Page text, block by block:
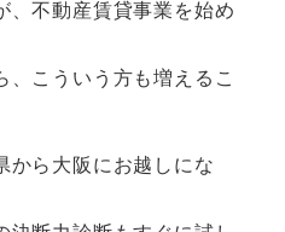
、不動産賃貸事業を始め
こういう方も増えるこ
から大阪にお越しにな